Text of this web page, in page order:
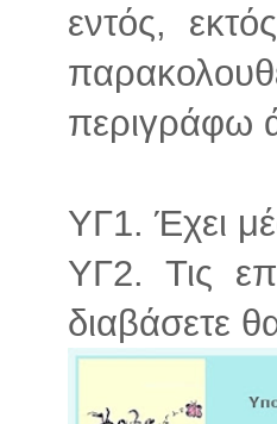
εντός,
περιγράφω
ΥΓ1. Έχει
ΥΓ2. Τις
διαβάσετε